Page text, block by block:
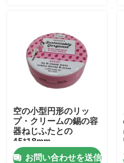
工場 ツアー
品質管理
連絡 ください
引金 を 求め て ください
空の小型円形のリッ
プ・クリームの錫の容
器ねじふたとの
45*18mm
お問い合わせを送信